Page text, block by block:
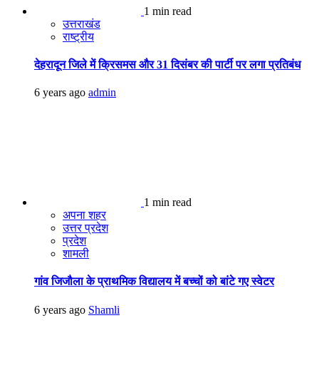
1 min read
उत्तराखंड
राष्ट्रीय
देहरादून जिले में क्रिसमस और 31 दिसंबर की पार्टी पर लगा प्रतिबंध
6 years ago admin
1 min read
अपना शहर
उत्तर प्रदेश
प्रदेश
शामली
गांव जिजौला के प्राथमिक विद्यालय में बच्चों को बांटे गए स्वेटर
6 years ago Shamli